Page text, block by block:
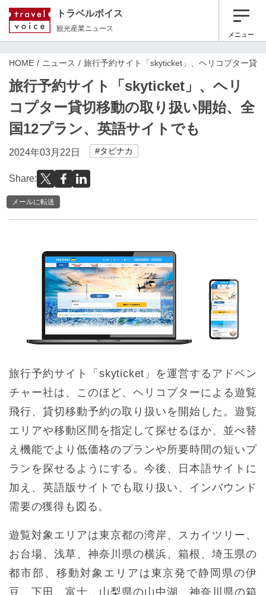
トラベルボイス
観光産業ニュース
メニュー
HOME ニュース 旅行予約サイト「skyticket」、ヘリコプター貸
旅行予約サイト「skyticket」、ヘリ
コプター貸切移動の取り扱い開始、全
国12プラン、英語サイトでも
2024年03月22日 #タビナカ
Share:
メールに転送
旅行予約サイト「skyticket」を運営するアドベン
チャー社は、このほど、ヘリコプターによる遊覧
飛行、貸切移動予約の取り扱いを開始した。遊覧
エリアや移動区間を指定して探せるほか、並べ替
え機能でより低価格のプランや所要時間の短いプ
ランを探せるようにする。今後、日本語サイトに
加え、英語版サイトでも取り扱い、インバウンド
需要の獲得も図る。
遊覧対象エリアは東京都の湾岸、スカイツリー、
お台場、浅草、神奈川県の横浜、箱根、埼玉県の
都市部、移動対象エリアは東京発で静岡県の伊
豆、下田、富士、山梨県の山中湖、神奈川県の箱